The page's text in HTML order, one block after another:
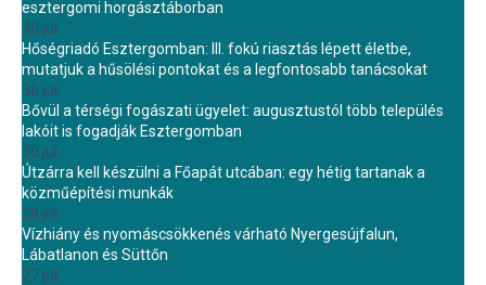
esztergomi horgásztáborban
30 júl.
Hőségriadó Esztergomban: III. fokú riasztás lépett életbe,
mutatjuk a hűsölési pontokat és a legfontosabb tanácsokat
30 júl.
Bővül a térségi fogászati ügyelet: augusztustól több település
lakóit is fogadják Esztergomban
30 júl.
Útzárra kell készülni a Főapát utcában: egy hétig tartanak a
közműépítési munkák
28 júl.
Vízhiány és nyomáscsökkenés várható Nyergesújfalun,
Lábatlanon és Süttőn
27 júl.